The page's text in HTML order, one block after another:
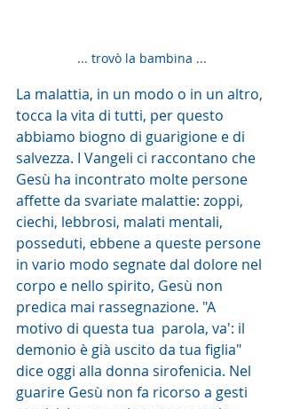
... trovò la bambina ...
La malattia, in un modo o in un altro,
tocca la vita di tutti, per questo
abbiamo biogno di guarigione e di
salvezza. I Vangeli ci raccontano che
Gesù ha incontrato molte persone
affette da svariate malattie: zoppi,
ciechi, lebbrosi, malati mentali,
posseduti, ebbene a queste persone
in vario modo segnate dal dolore nel
corpo e nello spirito, Gesù non
predica mai rassegnazione. "A
motivo di questa tua  parola, va': il
demonio è già uscito da tua figlia"
dice oggi alla donna sirofenicia. Nel
guarire Gesù non fa ricorso a gesti